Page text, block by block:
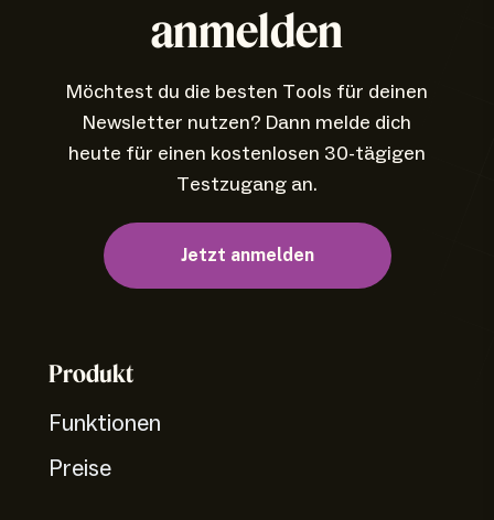
anmelden
Möchtest du die besten Tools für deinen
Newsletter nutzen? Dann melde dich
heute für einen kostenlosen 30-tägigen
Testzugang an.
Jetzt anmelden
Produkt
Funktionen
Preise